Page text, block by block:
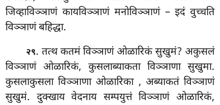
जिव्हाविञ्ञाणं कायविञ्ञाणं मनोविञ्ञाणं – इदं वुच्चति
विञ्ञाणं बहिद्धा.
२९. तत्थ कतमं विञ्ञाणं ओळारिकं सुखुमं? अकुसलं
विञ्ञाणं ओळारिकं, कुसलाब्याकता विञ्ञाणा सुखुमा.
कुसलाकुसला विञ्ञाणा ओळारिका , अब्याकतं विञ्ञाणं
सुखुमं. दुक्खाय वेदनाय सम्पयुत्तं विञ्ञाणं ओळारिकं,